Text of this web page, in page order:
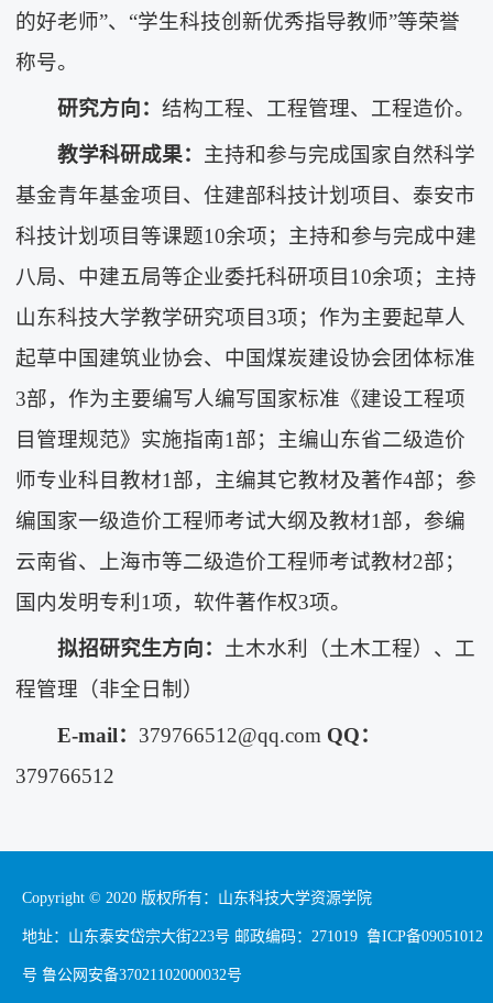
的好老师”、“学生科技创新优秀指导教师”等荣誉
称号。
研究方向： 结构工程、工程管理、工程造价。
教学科研成果：
主持和参与完成国家自然科学
基金青年基金项目、住建部科技计划项目、泰安市
科技计划项目等课题10余项；主持和参与完成中建
八局、中建五局等企业委托科研项目10余项；主持
山东科技大学教学研究项目3项；作为主要起草人
起草中国建筑业协会、中国煤炭建设协会团体标准
3部，作为主要编写人编写国家标准《建设工程项
目管理规范》实施指南1部；主编山东省二级造价
师专业科目教材1部，主编其它教材及著作4部；参
编国家一级造价工程师考试大纲及教材1部，参编
云南省、上海市等二级造价工程师考试教材2部；
国内发明专利1项，软件著作权3项。
拟招研究生方向：
土木水利（土木工程）、工
程管理（非全日制）
E-mail： 379766512@qq.com QQ：
379766512
Copyright © 2020 版权所有：山东科技大学资源学院
地址：山东泰安岱宗大街223号 邮政编码：271019 鲁ICP备09051012
号 鲁公网安备37021102000032号